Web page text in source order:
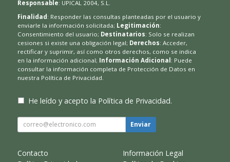
Responsable: UPICAL 2004, S.L.
Finalidad: Responder las consultas planteadas por el usuario y
enviarle la información solicitada; Legitimación:
Consentimiento del usuario; Destinatarios: Solo se realizan
cesiones si existe una obligación legal; Derechos: Acceder,
rectificar y suprimir, así como otros derechos, como se indica
en la información adicional; Información Adicional: Puede
consultar la información completa de Protección de Datos en
nuestra Política de Privacidad
He leído y acepto la Política de Privacidad.
Enviar
Contacto
Información Legal